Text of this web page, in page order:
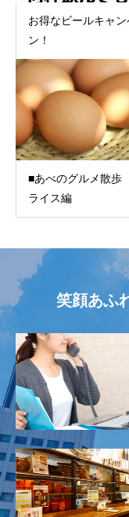
お得なビールキャン
ン！
■あべのグルメ散
ライス編
笑顔あふ